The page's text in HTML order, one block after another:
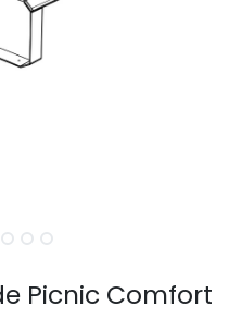
Picnic Comfort